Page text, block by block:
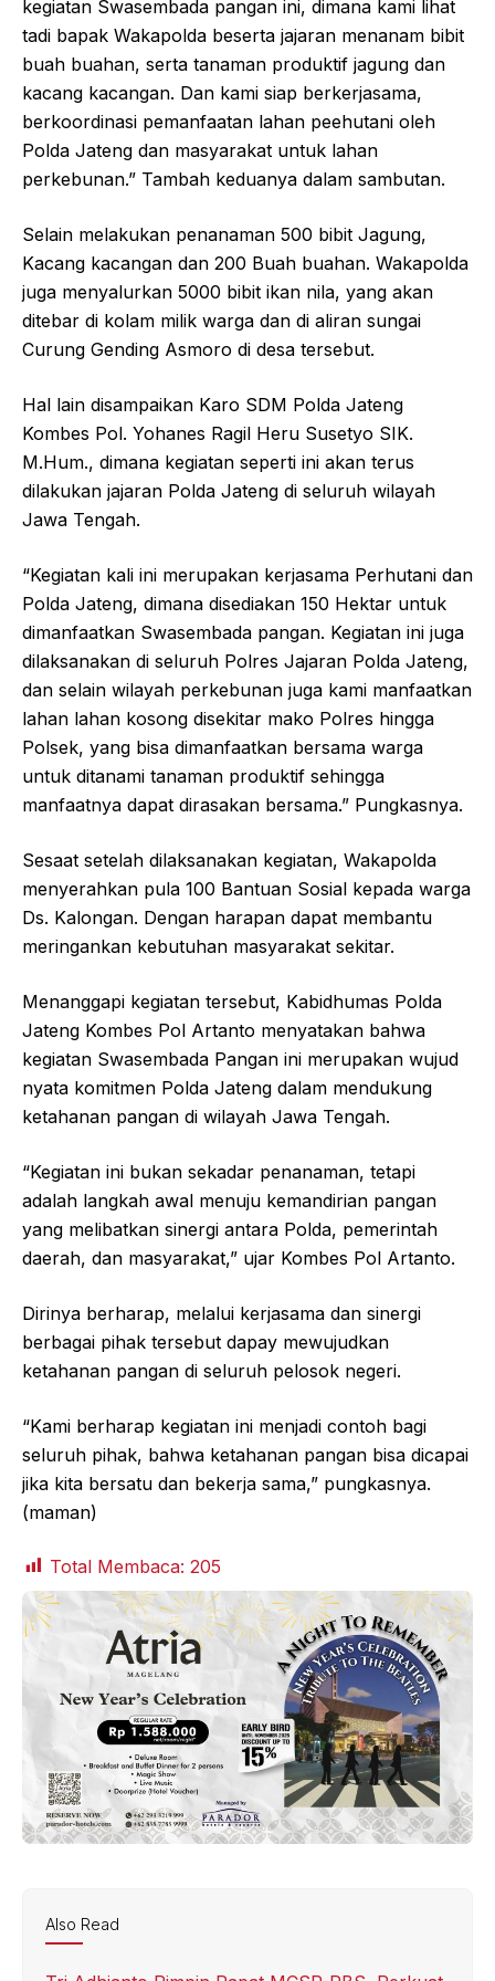
kegiatan Swasembada pangan ini, dimana kami lihat
tadi bapak Wakapolda beserta jajaran menanam bibit
buah buahan, serta tanaman produktif jagung dan
kacang kacangan. Dan kami siap berkerjasama,
berkoordinasi pemanfaatan lahan peehutani oleh
Polda Jateng dan masyarakat untuk lahan
perkebunan.” Tambah keduanya dalam sambutan.
Selain melakukan penanaman 500 bibit Jagung,
Kacang kacangan dan 200 Buah buahan. Wakapolda
juga menyalurkan 5000 bibit ikan nila, yang akan
ditebar di kolam milik warga dan di aliran sungai
Curung Gending Asmoro di desa tersebut.
Hal lain disampaikan Karo SDM Polda Jateng
Kombes Pol. Yohanes Ragil Heru Susetyo SIK.
M.Hum., dimana kegiatan seperti ini akan terus
dilakukan jajaran Polda Jateng di seluruh wilayah
Jawa Tengah.
“Kegiatan kali ini merupakan kerjasama Perhutani dan
Polda Jateng, dimana disediakan 150 Hektar untuk
dimanfaatkan Swasembada pangan. Kegiatan ini juga
dilaksanakan di seluruh Polres Jajaran Polda Jateng,
dan selain wilayah perkebunan juga kami manfaatkan
lahan lahan kosong disekitar mako Polres hingga
Polsek, yang bisa dimanfaatkan bersama warga
untuk ditanami tanaman produktif sehingga
manfaatnya dapat dirasakan bersama.” Pungkasnya.
Sesaat setelah dilaksanakan kegiatan, Wakapolda
menyerahkan pula 100 Bantuan Sosial kepada warga
Ds. Kalongan. Dengan harapan dapat membantu
meringankan kebutuhan masyarakat sekitar.
Menanggapi kegiatan tersebut, Kabidhumas Polda
Jateng Kombes Pol Artanto menyatakan bahwa
kegiatan Swasembada Pangan ini merupakan wujud
nyata komitmen Polda Jateng dalam mendukung
ketahanan pangan di wilayah Jawa Tengah.
“Kegiatan ini bukan sekadar penanaman, tetapi
adalah langkah awal menuju kemandirian pangan
yang melibatkan sinergi antara Polda, pemerintah
daerah, dan masyarakat,” ujar Kombes Pol Artanto.
Dirinya berharap, melalui kerjasama dan sinergi
berbagai pihak tersebut dapay mewujudkan
ketahanan pangan di seluruh pelosok negeri.
“Kami berharap kegiatan ini menjadi contoh bagi
seluruh pihak, bahwa ketahanan pangan bisa dicapai
jika kita bersatu dan bekerja sama,” pungkasnya.
(maman)
Total Membaca: 205
Also Read